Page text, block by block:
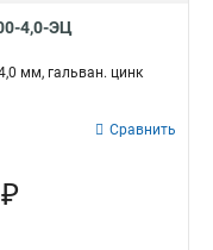
4,0-ЭЦ
мм, гальван. цинк
Сравнить